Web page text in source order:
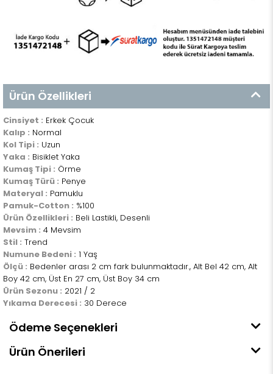
Ürün Özellikleri
Cinsiyet : Erkek Çocuk
Kalıp : Normal
Kol Tipi : Uzun
Yaka : Bisiklet Yaka
Kumaş Tipi : Örme
Kumaş Türü : Penye
Materyal : Pamuklu
Pamuk-Cotton : %100
Ürün Özellikleri : Beli Lastikli, Desenli
Mevsim : 4 Mevsim
Stil : Trend
Numune Bedeni : 1 Yaş
Ölçü : Bedenler arası 2 cm fark bulunmaktadır., Alt Bel 42 cm, Alt
Boy 42 cm, Üst En 27 cm, Üst Boy 34 cm
Ürün Sezonu : 2021 / 2
Yıkama Derecesi : 30 Derece
Ödeme Seçenekleri
Ürün Önerileri